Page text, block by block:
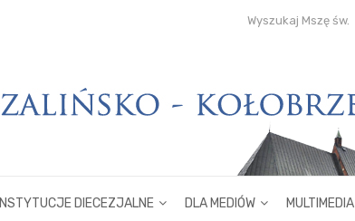
Wyszukaj Mszę św.
INSTYTUCJE DIECEZJALNE DLA MEDIÓW MULTIMEDIA